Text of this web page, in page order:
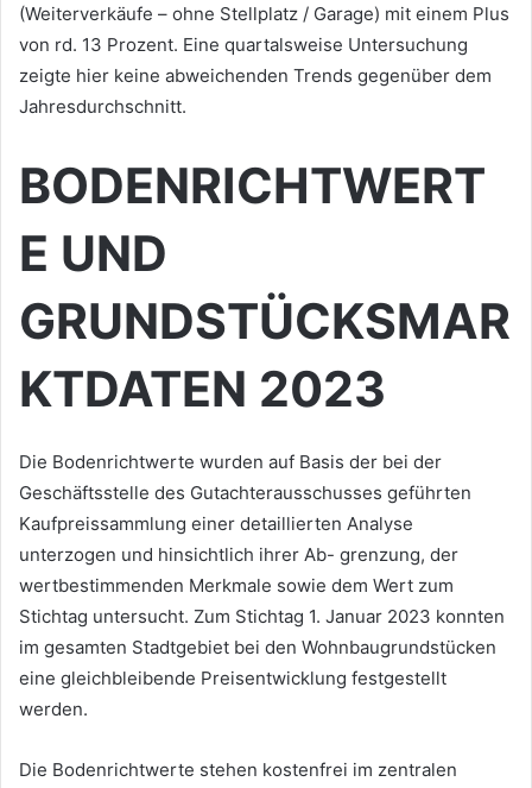
(Weiterverkäufe – ohne Stellplatz / Garage) mit einem Plus
von rd. 13 Prozent. Eine quartalsweise Untersuchung
zeigte hier keine abweichenden Trends gegenüber dem
Jahresdurchschnitt.
BODENRICHTWERT
E UND
GRUNDSTÜCKSMAR
KTDATEN 2023
Die Bodenrichtwerte wurden auf Basis der bei der
Geschäftsstelle des Gutachterausschusses geführten
Kaufpreissammlung einer detaillierten Analyse
unterzogen und hinsichtlich ihrer Ab- grenzung, der
wertbestimmenden Merkmale sowie dem Wert zum
Stichtag untersucht. Zum Stichtag 1. Januar 2023 konnten
im gesamten Stadtgebiet bei den Wohnbaugrundstücken
eine gleichbleibende Preisentwicklung festgestellt
werden.
Die Bodenrichtwerte stehen kostenfrei im zentralen